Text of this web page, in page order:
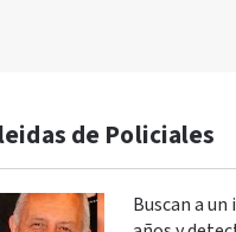
de Policiales
Buscan a